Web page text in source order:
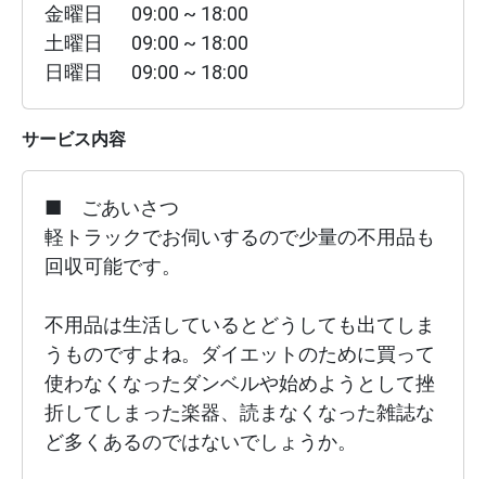
金曜日
09:00 ~ 18:00
土曜日
09:00 ~ 18:00
日曜日
09:00 ~ 18:00
サービス内容
■　ごあいさつ
軽トラックでお伺いするので少量の不用品も
回収可能です。
不用品は生活しているとどうしても出てしま
うものですよね。ダイエットのために買って
使わなくなったダンベルや始めようとして挫
折してしまった楽器、読まなくなった雑誌な
ど多くあるのではないでしょうか。